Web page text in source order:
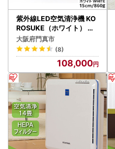
紫外線LED空気清浄機 KO
ROSUKE（ホワイト） 脱
臭 消臭 光触媒フィルター
卓上 コンパクト 空気清浄
機 除菌
大阪府門真市
(8)
108,000